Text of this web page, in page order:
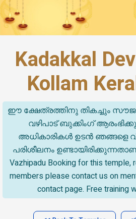
Kadakkal
Kollam
ഈ ക്ഷേത്രത്തിനു തികച്ചും
വഴിപാട് ബുക്കിംഗ്
അധികാരികൾ ഉടൻ ഞങ്ങളെ
പരിശീലനം ഉണ്ടായിരിക്കുന്നതാണ്.
Vazhipadu Booking for this temple,
members please contact us on
contact page. Free training